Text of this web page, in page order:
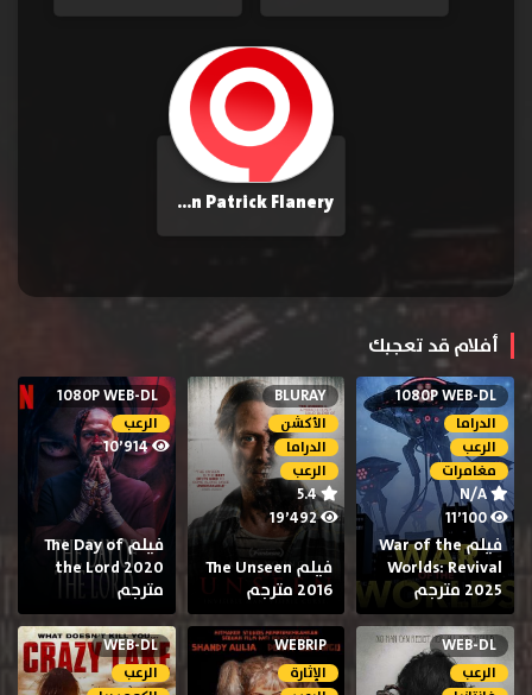
Sean Patrick Flanery
أفلام قد تعجبك
1080P WEB-DL
الدراما
الرعب
مغامرات
N/A
11٬100
فيلم War of the
Worlds: Revival
2025 مترجم
BLURAY
الأكشن
الدراما
الرعب
5.4
19٬492
فيلم The Unseen
2016 مترجم
1080P WEB-DL
الرعب
10٬914
فيلم The Day of
the Lord 2020
مترجم
WEB-DL
الرعب
WEBRIP
الإثارة
WEB-DL
الرعب